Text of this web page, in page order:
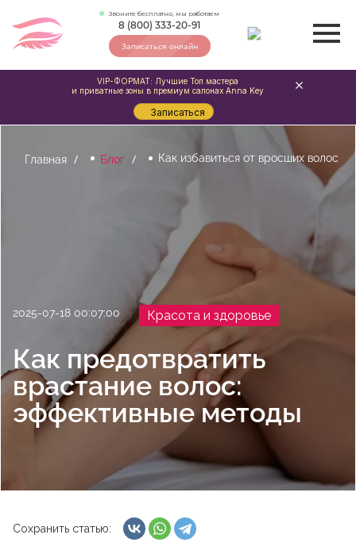
Звоните бесплатно, мы работаем
8 (800) 333-20-91
Записаться онлайн
Главная Блог Как избавиться от вросших волос
2025-07-18 00:07:00 Красота и здоровье
Как предотвратить
врастание волос:
эффективные методы
Сохранить статью:
VIP-ФОРМАТ: Лучшие Топ мастера
и приватные зоны в премиум салонах Anna Key
Записаться